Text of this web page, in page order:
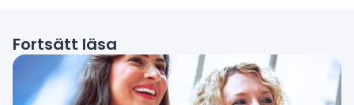
Fortsätt läsa